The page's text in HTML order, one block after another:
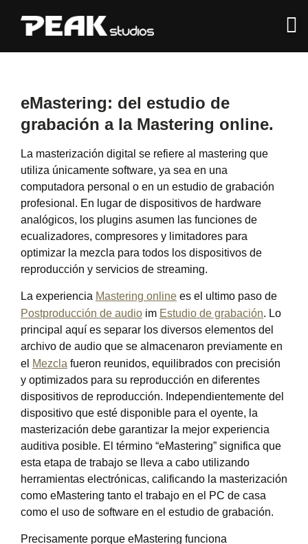
eMastering: del estudio de
grabación a la Mastering online.
La masterización digital se refiere al mastering que
utiliza únicamente software, ya sea en una
computadora personal o en un estudio de grabación
profesional. En lugar de dispositivos de hardware
analógicos, los plugins asumen las funciones de
ecualizadores, compresores y limitadores para
optimizar la mezcla para todos los dispositivos de
reproducción y servicios de streaming.
La experiencia Mastering online es el ultimo paso de
Postproducción de audio im Estudio de grabación. Lo
principal aquí es separar los diversos elementos del
archivo de audio que se almacenaron previamente en
el Mezcla fueron reunidos, equilibrados con precisión
y optimizados para su reproducción en diferentes
dispositivos de reproducción. Independientemente del
dispositivo que esté disponible para el oyente, la
masterización debe garantizar la mejor experiencia
auditiva posible. El término “eMastering” significa que
esta etapa de trabajo se lleva a cabo utilizando
herramientas electrónicas, calificando la masterización
como eMastering tanto el trabajo en el PC de casa
como el uso de software en el estudio de grabación.
Precisamente porque eMastering funciona